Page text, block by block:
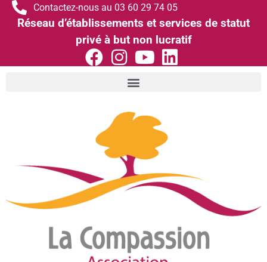
Contactez-nous au 03 60 29 74 05
Réseau d’établissements et services de statut
privé à but non lucratif